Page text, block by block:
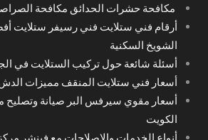
مكافحة حشرات الحدائق مكافحة
أرقام فني ستلايت فني رسيفر ستلايت
الشويخ السكنية
أسئلة شائعة حول تركيب الستلايت في
أسعار فني ستلايت المنقف مميزات
أسعار مقوي سيرفس البر صيانة وتصليح
الكويت
أنواع الخدمات والإصلاحات مع فينشر